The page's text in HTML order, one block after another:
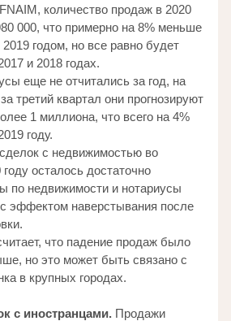
количество продаж в 2020
000, что примерно на 8% меньше
годом, но все равно будет
и 2018 годах.
еще не отчитались за год, на
третий квартал они прогнозируют
1 миллиона, что всего на 4%
году.
с недвижимостью во
осталось достаточно
по недвижимости и нотариусы
эффектом наверстывания после
что падение продаж было
но это может быть связано с
в крупных городах.
с иностранцами. Продажи